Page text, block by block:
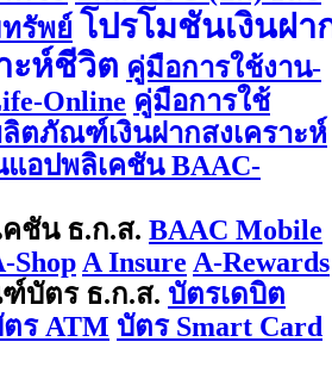
รัพย์ โปรโมชันเงินฝา
ะห์ชีวิต คู่มือการใช้งาน-
Online คู่มือการใช้
ตภัณฑ์เงินฝากสงเคราะห์
อปพลิเคชัน BAAC-
ชัน ธ.ก.ส. BAAC Mobile
Shop A Insure A-Rewards
บัตร ธ.ก.ส. บัตรเดบิต
ร ATM บัตร Smart Card